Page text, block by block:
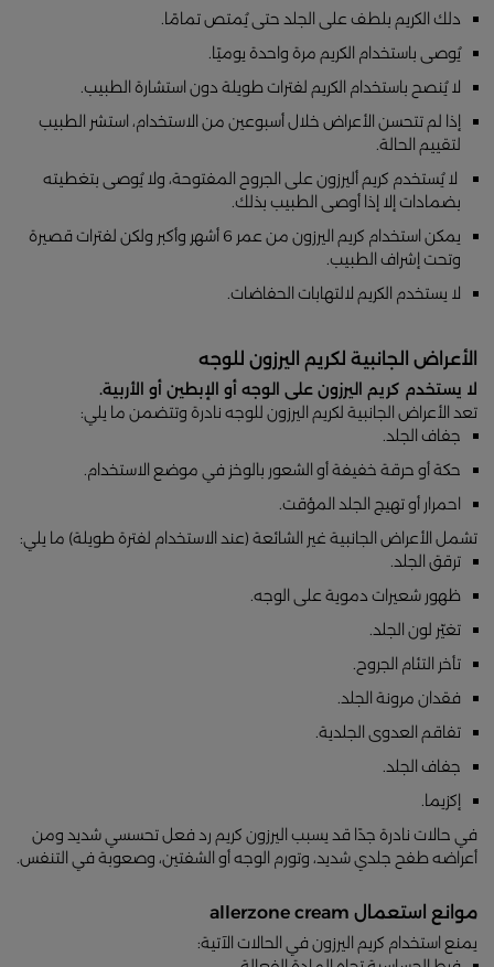
دلك الكريم بلطف على الجلد حتى يُمتص تمامًا.
يُوصى باستخدام الكريم مرة واحدة يوميًا.
لا يُنصح باستخدام الكريم لفترات طويلة دون استشارة الطبيب.
إذا لم تتحسن الأعراض خلال أسبوعين من الاستخدام، استشر الطبيب
لتقييم الحالة.
لا يُستخدم كريم أليرزون على الجروح المفتوحة، ولا يُوصى بتغطيته
بضمادات إلا إذا أوصى الطبيب بذلك.
يمكن استخدام كريم اليرزون من عمر 6 أشهر وأكبر ولكن لفترات قصيرة
وتحت إشراف الطبيب.
لا يستخدم الكريم لالتهابات الحفاضات.
الأعراض الجانبية لكريم اليرزون للوجه
لا يستخدم كريم اليرزون على الوجه أو الإبطين أو الأربية.
تعد الأعراض الجانبية لكريم اليرزون للوجه نادرة وتتضمن ما يلي:
جفاف الجلد.
حكة أو حرقة خفيفة أو الشعور بالوخز في موضع الاستخدام.
احمرار أو تهيج الجلد المؤقت.
تشمل الأعراض الجانبية غير الشائعة (عند الاستخدام لفترة طويلة) ما يلي:
ترقق الجلد.
ظهور شعيرات دموية على الوجه.
تغيّر لون الجلد.
تأخر التئام الجروح.
فقدان مرونة الجلد.
تفاقم العدوى الجلدية.
جفاف الجلد.
إكزيما.
في حالات نادرة جدًا قد يسبب اليرزون كريم رد فعل تحسسي شديد ومن
أعراضه طفح جلدي شديد، وتورم الوجه أو الشفتين، وصعوبة في التنفس.
موانع استعمال allerzone cream
يمنع استخدام كريم اليرزون في الحالات الآتية: